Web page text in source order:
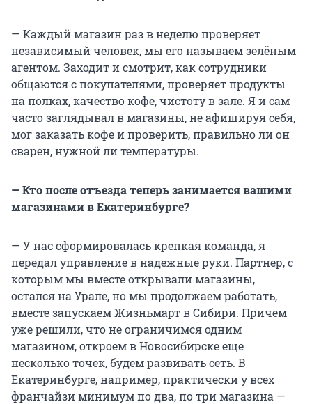
— Каждый магазин раз в неделю проверяет
независимый человек, мы его называем зелёным
агентом. Заходит и смотрит, как сотрудники
общаются с покупателями, проверяет продукты
на полках, качество кофе, чистоту в зале. Я и сам
часто заглядывал в магазины, не афишируя себя,
мог заказать кофе и проверить, правильно ли он
сварен, нужной ли температуры.
— Кто после отъезда теперь занимается вашими
магазинами в Екатеринбурге?
— У нас сформировалась крепкая команда, я
передал управление в надежные руки. Партнер, с
которым мы вместе открывали магазины,
остался на Урале, но мы продолжаем работать,
вместе запускаем Жизньмарт в Сибири. Причем
уже решили, что не ограничимся одним
магазином, откроем в Новосибирске еще
несколько точек, будем развивать сеть. В
Екатеринбурге, например, практически у всех
франчайзи минимум по два, по три магазина —